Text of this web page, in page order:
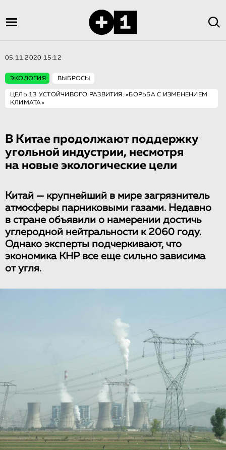
05.11.2020 15:12
ЭКОЛОГИЯ ВЫБРОСЫ
ЦЕЛЬ 13 УСТОЙЧИВОГО РАЗВИТИЯ: «БОРЬБА С ИЗМЕНЕНИЕМ
КЛИМАТА»
В Китае продолжают поддержку
угольной индустрии, несмотря
на новые экологические цели
Китай — крупнейший в мире загрязнитель
атмосферы парниковыми газами. Недавно
в стране объявили о намерении достичь
углеродной нейтральности к 2060 году.
Однако эксперты подчеркивают, что
экономика КНР все еще сильно зависима
от угля.